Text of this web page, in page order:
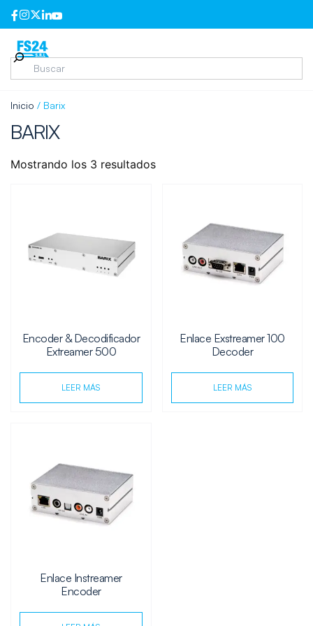
Inicio / Barix
BARIX
Mostrando los 3 resultados
Encoder & Decodificador
Extreamer 500
LEER MÁS
Enlace Exstreamer 100
Decoder
LEER MÁS
Enlace Instreamer
Encoder